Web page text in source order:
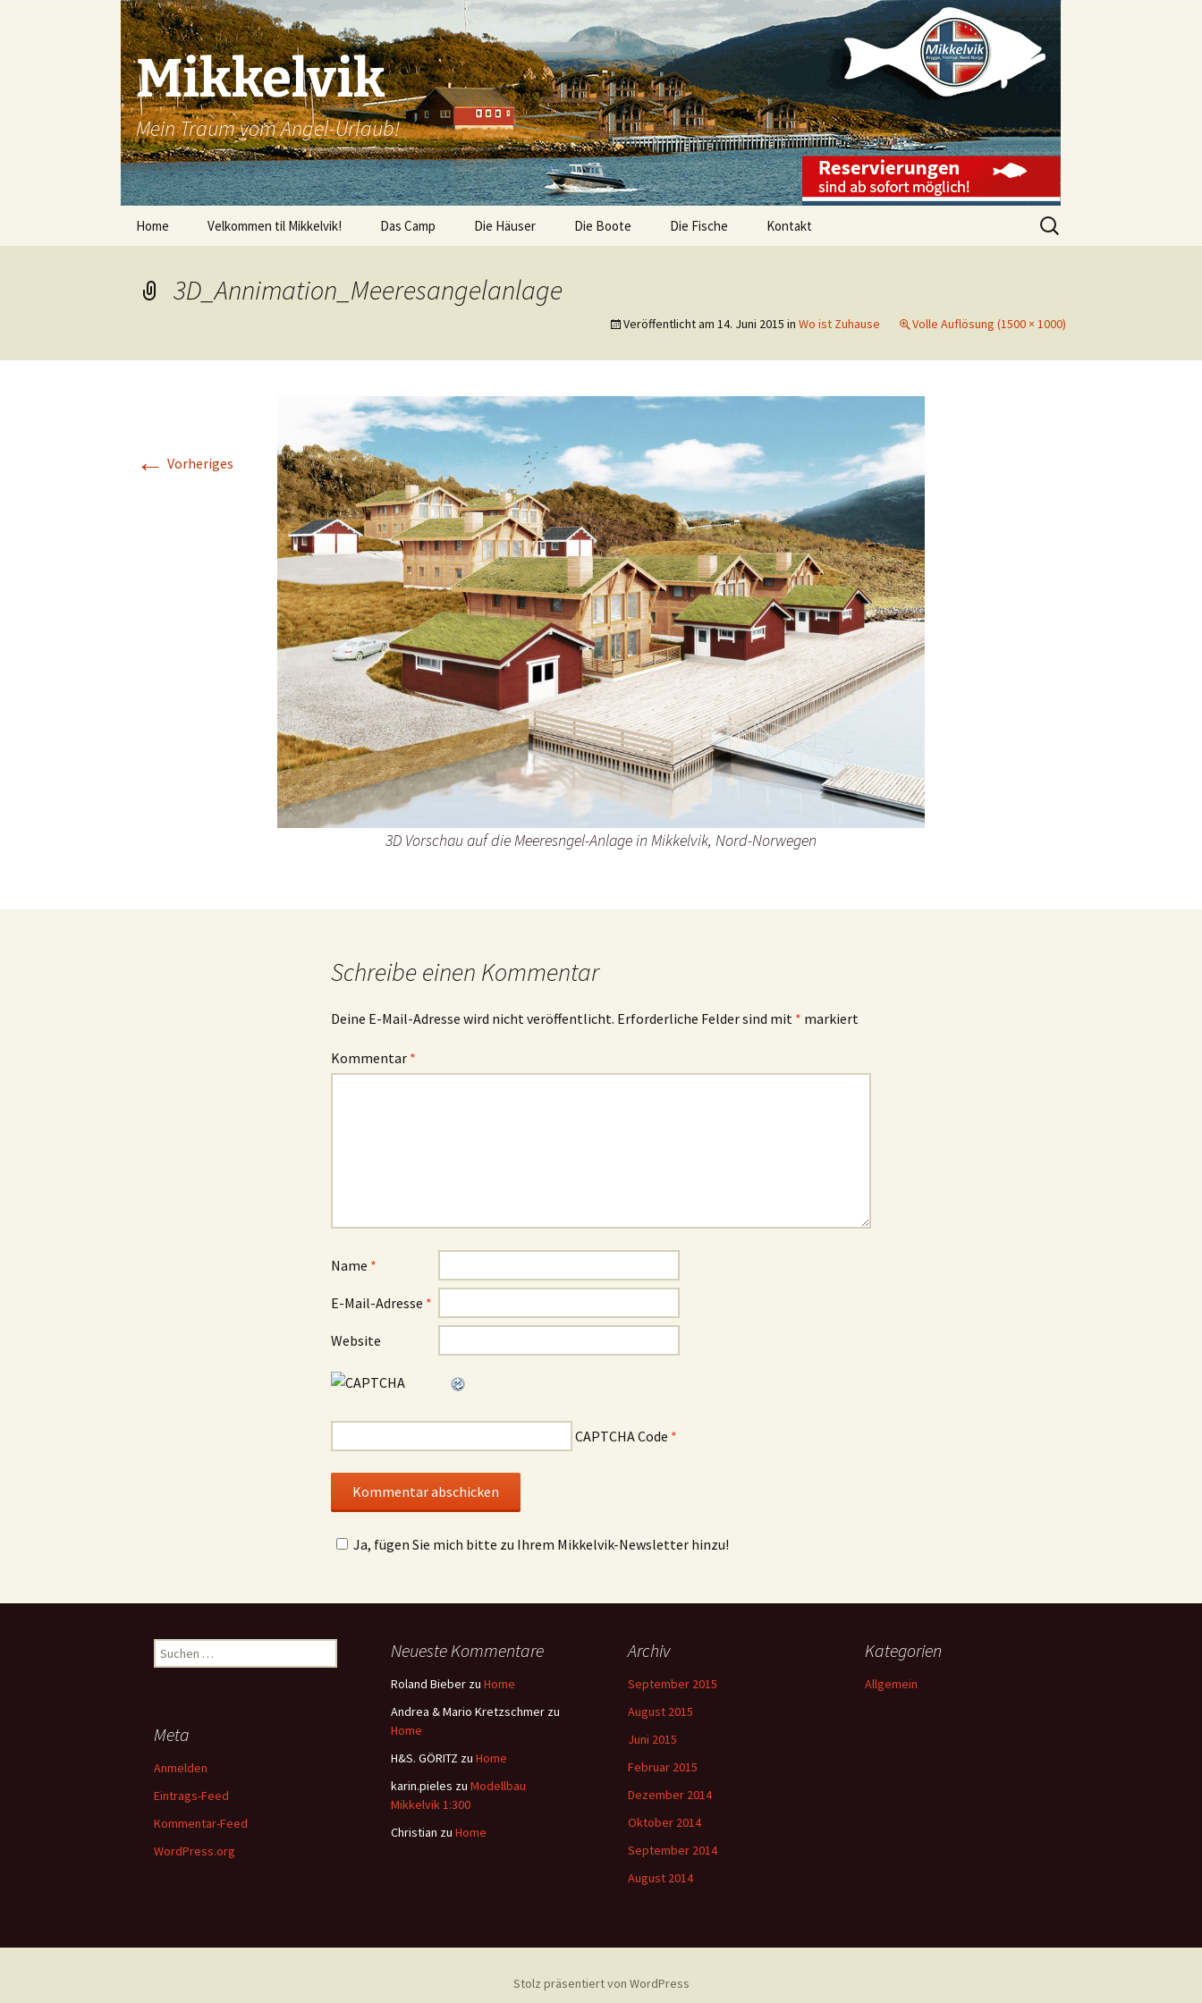
Mikkelvik
Mein Traum vom Angel-Urlaub!
Home Velkommen til Mikkelvik! Das Camp Die Häuser Die Boote Die Fische Kontakt
Suchen
nach:
3D_Annimation_Meeresangelanlage
Veröffentlicht am 14. Juni 2015 in Wo ist Zuhause Volle Auflösung (1500 × 1000)
← Vorheriges
3D Vorschau auf die Meeresngel-Anlage in Mikkelvik, Nord-Norwegen
Schreibe einen Kommentar
Deine E-Mail-Adresse wird nicht veröffentlicht. Erforderliche Felder sind mit * markiert
Kommentar *
Name *
E-Mail-Adresse *
Website
CAPTCHA Code *
Ja, fügen Sie mich bitte zu Ihrem Mikkelvik-Newsletter hinzu!
Suchen
nach:
Neueste Kommentare
Roland Bieber zu Home
Andrea & Mario Kretzschmer zu
Home
H&S. GÖRITZ zu Home
karin.pieles zu Modellbau
Mikkelvik 1:300
Christian zu Home
Archiv
September 2015
August 2015
Juni 2015
Februar 2015
Dezember 2014
Oktober 2014
September 2014
August 2014
Kategorien
Allgemein
Meta
Anmelden
Eintrags-Feed
Kommentar-Feed
WordPress.org
Stolz präsentiert von WordPress